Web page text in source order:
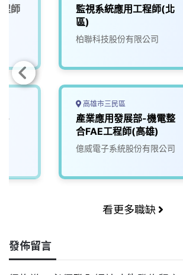
師
-
監視系統應用工程師(北
區)
柏聯科技股份有限公司
高雄市三民區
產業應用發展部-機電整
合FAE工程師(高雄)
億威電子系統股份有限公司
看更多職缺
發佈留言